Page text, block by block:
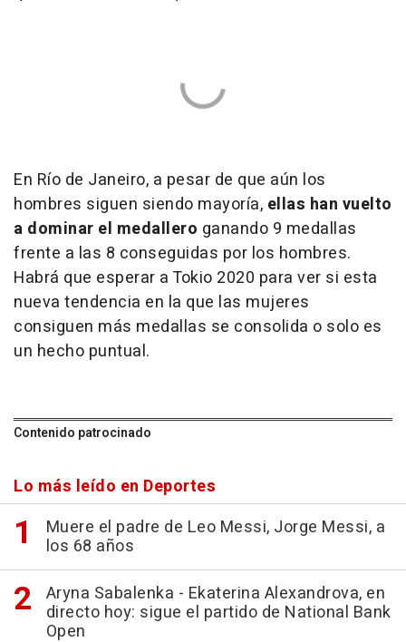
En Río de Janeiro, a pesar de que aún los
hombres siguen siendo mayoría, ellas han vuelto
a dominar el medallero ganando 9 medallas
frente a las 8 conseguidas por los hombres.
Habrá que esperar a Tokio 2020 para ver si esta
nueva tendencia en la que las mujeres
consiguen más medallas se consolida o solo es
un hecho puntual.
Contenido patrocinado
Lo más leído en Deportes
Muere el padre de Leo Messi, Jorge Messi, a
los 68 años
Aryna Sabalenka - Ekaterina Alexandrova, en
directo hoy: sigue el partido de National Bank
Open